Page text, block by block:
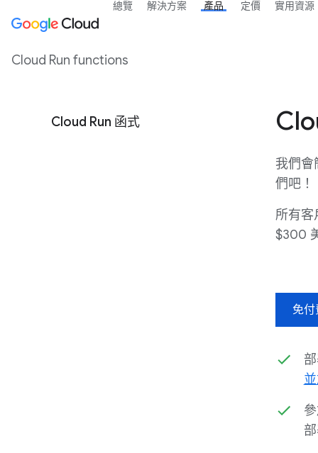
Cloud Run 函式
我們會
們吧！
所有客
$300
免
總覽 解決方案 產品 定價 實用資源
Cloud Run functions